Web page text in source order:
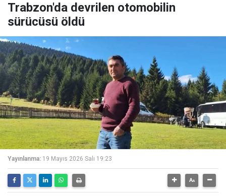
Trabzon'da devrilen otomobilin
sürücüsü öldü
Yayınlanma: 19 Mayıs 2026 Salı 19:23